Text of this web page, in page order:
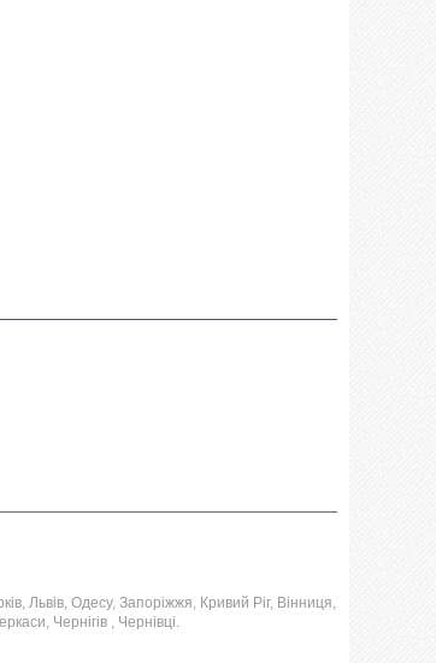
Львів, Одесу, Запоріжжя, Кривий Ріг, Вінниця,
Чернігів , Чернівці.